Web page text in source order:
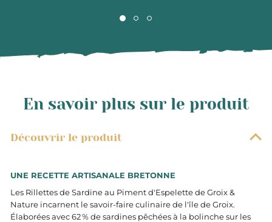
En savoir plus sur le produit
Découvrir le produit
UNE RECETTE ARTISANALE BRETONNE
Les Rillettes de Sardine au Piment d'Espelette de Groix &
Nature incarnent le savoir-faire culinaire de l'île de Groix.
Élaborées avec 62 % de sardines pêchées à la bolinche sur les